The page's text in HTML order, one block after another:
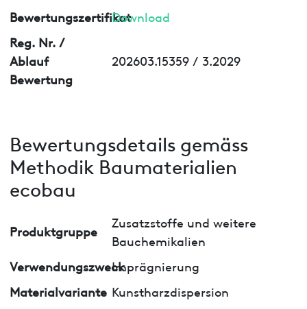
BewertungszertifikatDownload
Reg. Nr. /
Ablauf
Bewertung
202603.15359 / 3.2029
Bewertungsdetails gemäss
Methodik Baumaterialien
ecobau
Produktgruppe
Zusatzstoffe und weitere
Bauchemikalien
VerwendungszweckImprägnierung
Materialvariante Kunstharzdispersion